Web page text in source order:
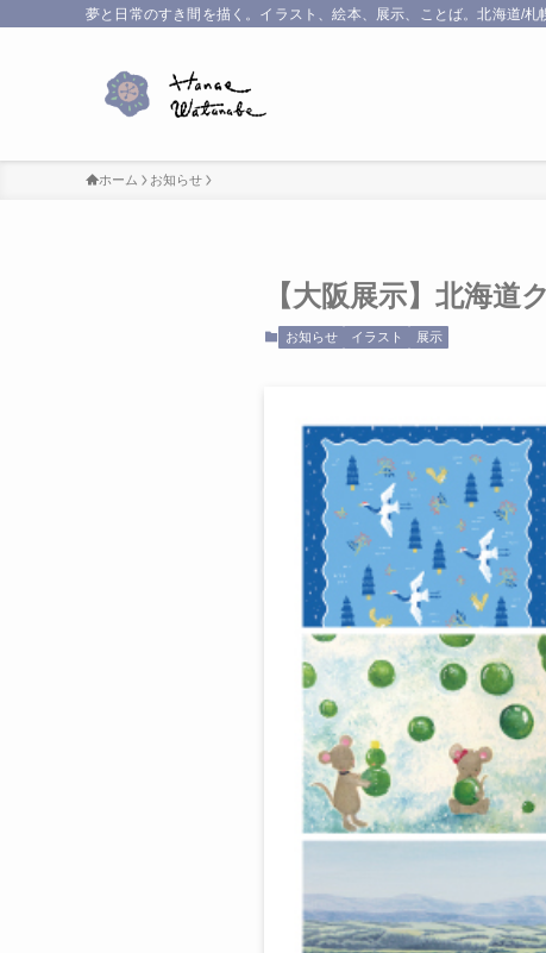
夢と日常のすき間を描く。イラスト、絵本、展示、ことば。北海道/札
ホーム お知らせ
【大阪展示】北海道
お知らせ イラスト 展示